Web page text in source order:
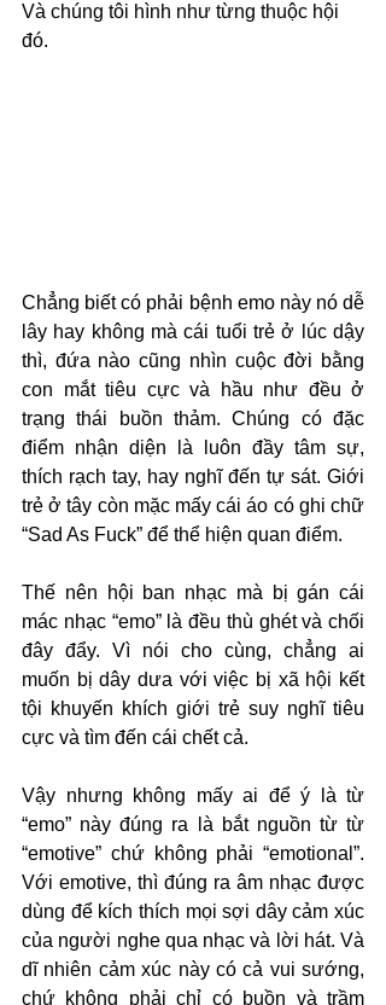
Và chúng tôi hình như từng thuộc hội
đó.
Chẳng biết có phải bệnh emo này nó dễ
lây hay không mà cái tuổi trẻ ở lúc dậy
thì, đứa nào cũng nhìn cuộc đời bằng
con mắt tiêu cực và hầu như đều ở
trạng thái buồn thảm. Chúng có đặc
điểm nhận diện là luôn đầy tâm sự,
thích rạch tay, hay nghĩ đến tự sát. Giới
trẻ ở tây còn mặc mấy cái áo có ghi chữ
“Sad As Fuck” để thể hiện quan điểm.
Thế nên hội ban nhạc mà bị gán cái
mác nhạc “emo” là đều thù ghét và chối
đây đẩy. Vì nói cho cùng, chẳng ai
muốn bị dây dưa với việc bị xã hội kết
tội khuyến khích giới trẻ suy nghĩ tiêu
cực và tìm đến cái chết cả.
Vậy nhưng không mấy ai để ý là từ
“emo” này đúng ra là bắt nguồn từ từ
“emotive” chứ không phải “emotional”.
Với emotive, thì đúng ra âm nhạc được
dùng để kích thích mọi sợi dây cảm xúc
của người nghe qua nhạc và lời hát. Và
dĩ nhiên cảm xúc này có cả vui sướng,
chứ không phải chỉ có buồn và trầm